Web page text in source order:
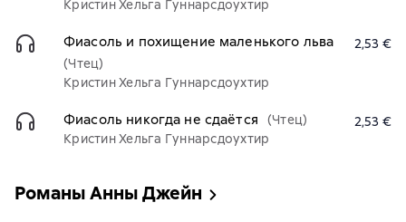
Кристин Хельга Гуннарсдоухтир
Фиасоль и похищение маленького льва
(Чтец)
Кристин Хельга Гуннарсдоухтир
2,53 €
Фиасоль никогда не сдаётся
(Чтец)
Кристин Хельга Гуннарсдоухтир
2,53 €
Романы Анны Джейн